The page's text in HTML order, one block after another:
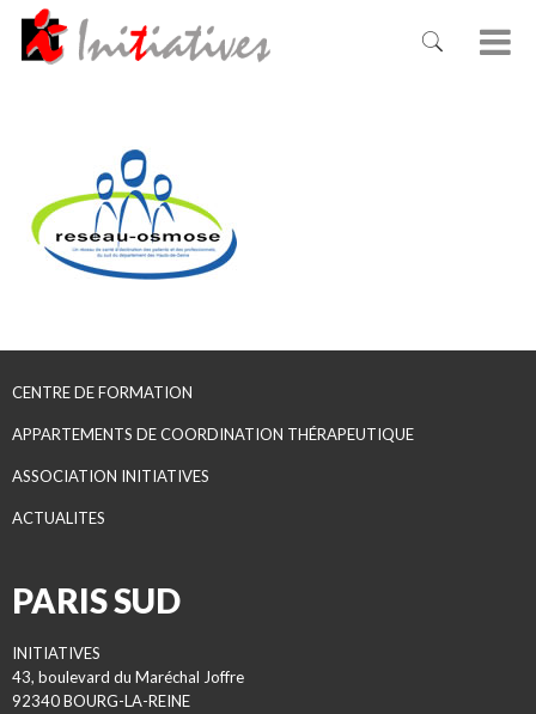
CENTRE DE FORMATION
APPARTEMENTS DE COORDINATION THÉRAPEUTIQUE
ASSOCIATION INITIATIVES
ACTUALITES
PARIS SUD
INITIATIVES
43, boulevard du Maréchal Joffre
92340 BOURG-LA-REINE